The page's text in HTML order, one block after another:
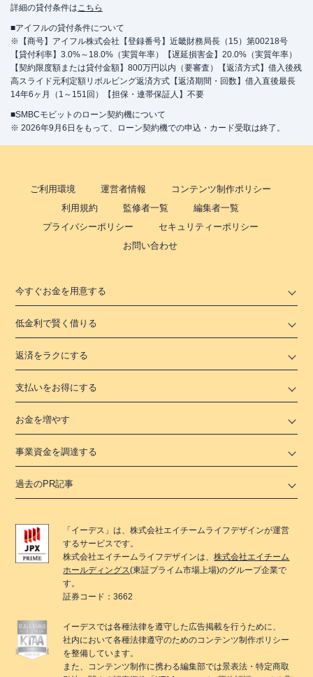
詳細の貸付条件はこちら
■アイフルの貸付条件について
※【商号】アイフル株式会社【登録番号】近畿財務局長（15）第00218号
【貸付利率】3.0%～18.0%（実質年率）【遅延損害金】20.0%（実質年率）
【契約限度額または貸付金額】800万円以内（要審査）【返済方式】借入後残
高スライド元利定額リボルビング返済方式【返済期間・回数】借入直後最長
14年6ヶ月（1～151回）【担保・連帯保証人】不要
■SMBCモビットのローン契約機について
※ 2026年9月6日をもって、ローン契約機での申込・カード受取は終了。
ご利用環境 運営者情報
コンテンツ制作ポリシー
利用規約
監修者一覧
編集者一覧
プライバシーポリシー
セキュリティーポリシー
お問い合わせ
今すぐお金を用意する
低金利で賢く借りる
返済をラクにする
支払いをお得にする
お金を増やす
事業資金を調達する
過去のPR記事
「 イーデス 」は、株式会社エイチームライフデザインが運営
するサービスです。
株式会社エイチームライフデザインは、株式会社エイチーム
ホールディングス(東証プライム市場上場)のグループ企業で
す。
証券コード：3662
イーデスでは各種法律を遵守した広告掲載を行うために、
社内において各種法律遵守のためのコンテンツ制作ポリシー
を整備しています。
また、コンテンツ制作に携わる編集部では景表法・特定商取